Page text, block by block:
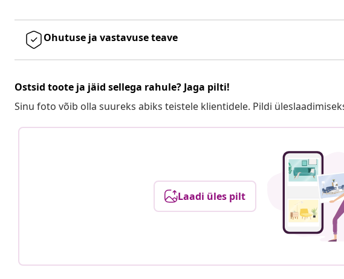
Ohutuse ja vastavuse teave
Ostsid toote ja jäid sellega rahule? Jaga pilti!
Sinu foto võib olla suureks abiks teistele klientidele. Pildi
Laadi üles pilt